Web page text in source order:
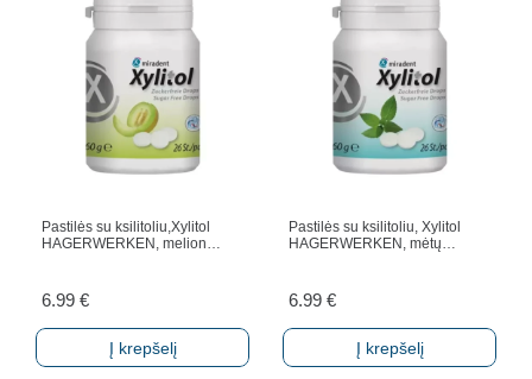
Pastilės su ksilitoliu,Xylitol
HAGERWERKEN, melion…
6.99 €
Į krepšelį
Pastilės su ksilitoliu, Xylitol
HAGERWERKEN, mėtų…
6.99 €
Į krepšelį